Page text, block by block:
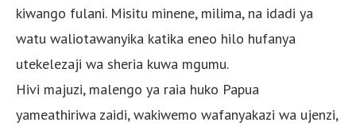
kiwango fulani. Misitu minene, milima, na idadi ya
watu waliotawanyika katika eneo hilo hufanya
utekelezaji wa sheria kuwa mgumu.
Hivi majuzi, malengo ya raia huko Papua
yameathiriwa zaidi, wakiwemo wafanyakazi wa ujenzi,